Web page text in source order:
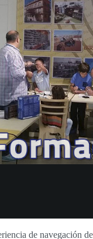
de navegación